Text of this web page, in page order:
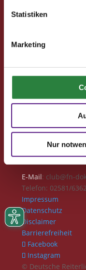
Statistiken
Marketing
Nur
Clubmitglied werden
Neuigkeiten
Club-News
Reisen
Deutsche
Bereich
Freiherr-von-
48231 Warendorf
E-Mail: club@fn-
Telefon: 02581/
Impressum
Datenschutz
Disclaimer
Barrierefreiheit
Facebook
Instagram
© Deutsche